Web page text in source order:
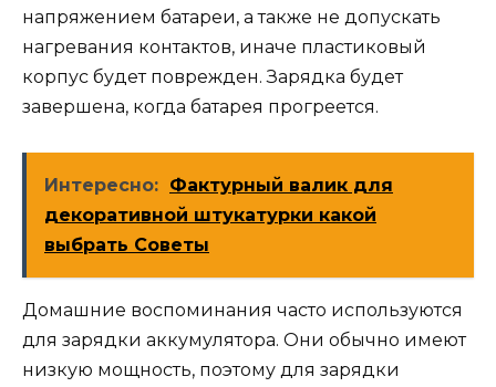
напряжением батареи, а также не допускать
нагревания контактов, иначе пластиковый
корпус будет поврежден. Зарядка будет
завершена, когда батарея прогреется.
Интересно: Фактурный валик для
декоративной штукатурки какой
выбрать Советы
Домашние воспоминания часто используются
для зарядки аккумулятора. Они обычно имеют
низкую мощность, поэтому для зарядки